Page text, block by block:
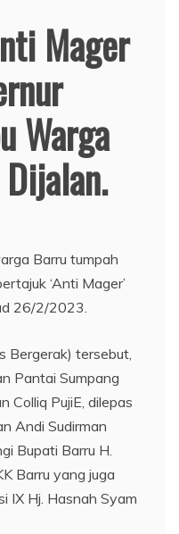
Mager
Warga
Barru tumpah
‘Anti Mager’
26/2/2023.
Bergerak) tersebut,
Pantai Sumpang
Colliq PujiE, dilepas
Andi Sudirman
Bupati Barru H.
Barru yang juga
IX Hj. Hasnah Syam